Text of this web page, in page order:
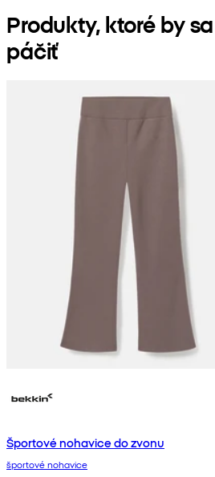
Produkty, ktoré by
páčiť
Športové nohavice do zvonu
športové nohavice